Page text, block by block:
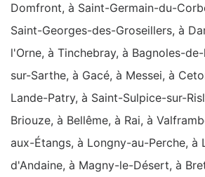
Domfront, à Saint-Germain-du-
Saint-Georges-des-Groseillers, à
l'Orne, à Tinchebray, à Bagnoles-
sur-Sarthe, à Gacé, à Messei, à
Lande-Patry, à Saint-Sulpice-sur-
Briouze, à Bellême, à Rai, à
aux-Étangs, à Longny-au-Perche, à
d'Andaine, à Magny-le-Désert, à